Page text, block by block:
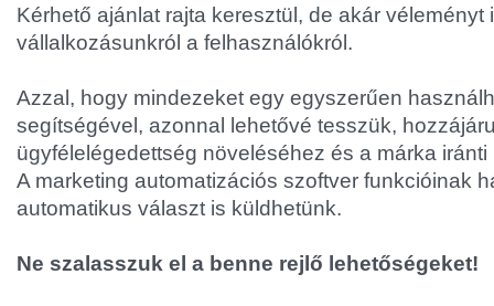
Kérhető ajánlat rajta keresztül, de akár véleményt
vállalkozásunkról a felhasználókról.
Azzal, hogy mindezeket egy egyszerűen
segítségével, azonnal lehetővé tesszük,
ügyfélelégedettség növeléséhez és a márka
A marketing automatizációs szoftver funkcióinak
automatikus választ is küldhetünk.
Ne szalasszuk el a benne rejlő lehetőségeket!